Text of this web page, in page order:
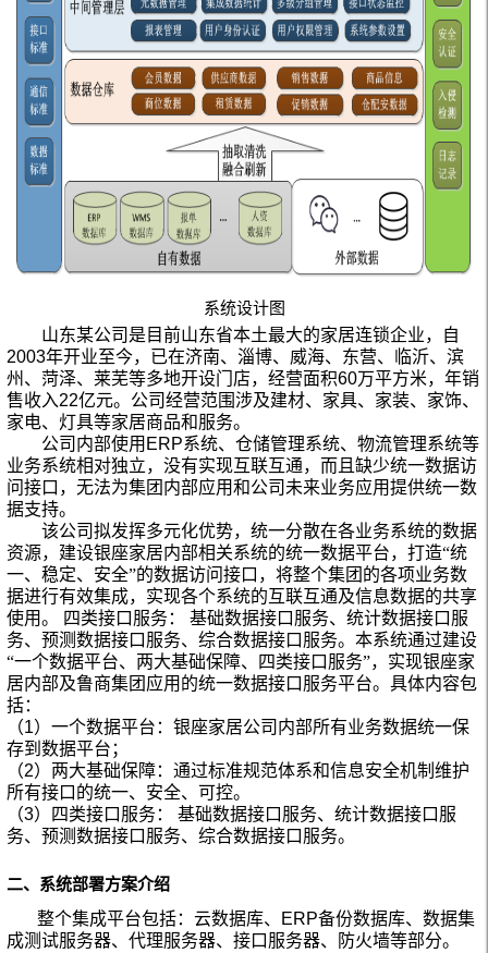
系统设计图
山东某公司 是目前山东省本土最大的家居连锁企业，
自
2003年开业至今，已在济南、淄博、威海、东营、临沂、滨
州、菏泽、莱芜等多地开设门店，经营面积60万平方米，年销
售收入22亿元。公司经营范围涉及建材、家具、家装、家饰、
家电、灯具等家居商品和服务。
公司内部使用 ERP系统、仓储管理系统、物流管理系统等
业务系统相对独立，没有实现互联互通，而且缺少统一数据访
问接口，无法为集团内部应用和公司未来业务应用提供统一数
据支持。
该公司拟发挥多元化优势，统一分散在各业务系统的数据
资源，建设银座家居内部相关系统的统一数据平台，打造“统
一、稳定、安全”的数据访问接口，将整个集团的各项业务数
据进行有效集成，实现各个系统的互联互通及信息数据的共享
使用。
四类接口服务：
基础数据接口服务、统计数据接口服
务、预测数据接口服务、综合数据接口服务。本系统通过建设
“一个数据平台、两大基础保障、四类接口服务”，实现银座家
居内部及鲁商集团应用的统一数据接口服务平台。具体内容包
括：
（1）一个数据平台：银座家居公司内部所有业务数据统一保
存到数据平台；
（2）两大基础保障：通过标准规范体系和信息安全机制维护
所有接口的统一、安全、可控。
（3）四类接口服务：
基础数据接口服务、统计数据接口服
务、预测数据接口服务、综合数据接口服务。
二、系统部署方案介绍
整个集成平台包括：云数据库、 ERP备份数据库、数据集
成测试服务器、代理服务器、接口服务器、防火墙等部分。